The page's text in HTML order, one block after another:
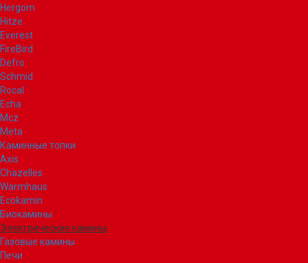
Hergom
Hitze
Everest
FireBird
Defro
Schmid
Rocal
Echa
Mcz
Meta
Каминные топки
Axis
Chazelles
Warmhaus
Ecokamin
Биокамины
Электрические камины
Газовые камины
Печи